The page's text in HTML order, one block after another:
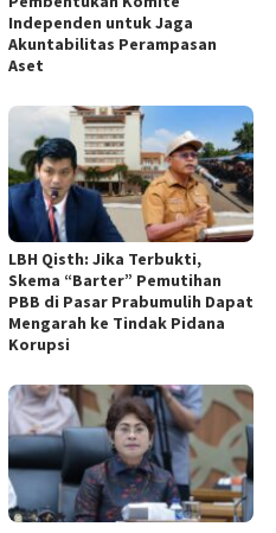
Independen untuk Jaga
Akuntabilitas Perampasan
Aset
LBH Qisth: Jika Terbukti,
Skema “Barter” Pemutihan
PBB di Pasar Prabumulih Dapat
Mengarah ke Tindak Pidana
Korupsi